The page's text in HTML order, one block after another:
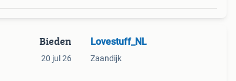
Bieden
20 jul 26
Lovestuff_NL
Zaandijk